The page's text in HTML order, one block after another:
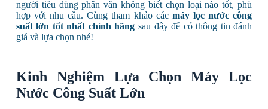
người tiêu dùng phân vân không biết chọn loại nào tốt, phù
hợp với nhu cầu. Cùng tham khảo cácmáy lọc nước công
suất lớn tốt nhất chính hãng sau đây để có thông tin đánh
giá và lựa chọn nhé!
Kinh Nghiệm Lựa Chọn Máy Lọc
Nước Công Suất Lớn